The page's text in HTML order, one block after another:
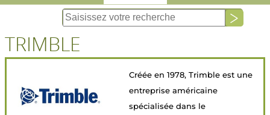
TRIMBLE
Créée en 1978, Trimble est une
entreprise américaine
spécialisée dans le